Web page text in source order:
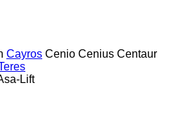
Cayros Cenio Cenius Centaur
Lift